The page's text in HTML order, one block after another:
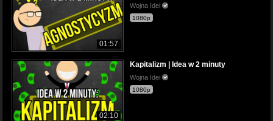
01:57
Wojna Idei
1080p
02:10
Kapitalizm | Idea w 2 minuty
Wojna Idei
1080p